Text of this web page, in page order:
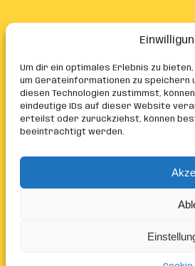
Um dir ein optimales Erlebnis zu
um Geräteinformationen zu speichern
diesen Technologien zustimmst,
eindeutige IDs auf dieser Website
erteilst oder zurückziehst, können
beeinträchtigt werden.